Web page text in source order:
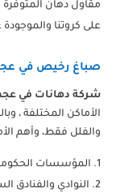
مقاول دهان
على كروتنا
صباغ رخيص في
شركة دهانات في
الأماكن المختلفة ،
والفلل فقط، وأهم
المؤسسات
النوادي والفنادق